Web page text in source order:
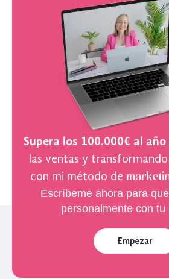
Supera los 100.000€ al año
las ventas y
con mi método de
Escríbeme ahora para
personalmente con tu
Empezar